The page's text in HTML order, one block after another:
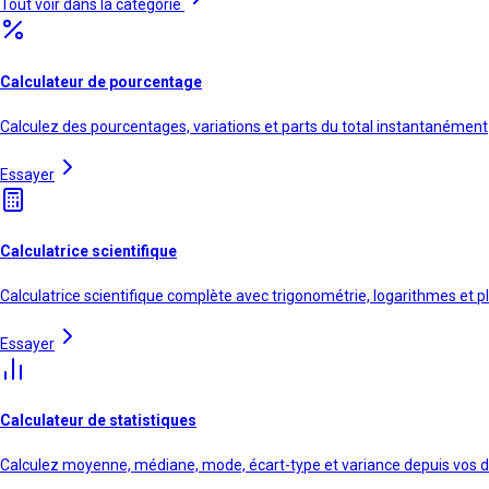
Tout voir dans la catégorie
Calculateur de pourcentage
Calculez des pourcentages, variations et parts du total instantanément
Essayer
Calculatrice scientifique
Calculatrice scientifique complète avec trigonométrie, logarithmes et
Essayer
Calculateur de statistiques
Calculez moyenne, médiane, mode, écart-type et variance depuis vos